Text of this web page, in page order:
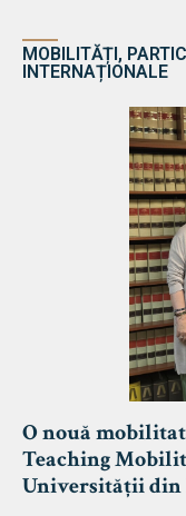
MOBILITĂȚI,
INTERNAȚIONALE
O nouă
Teaching
Universității din